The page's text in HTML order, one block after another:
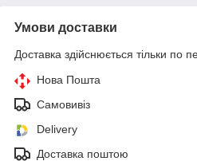
Умови доставки
Доставка здійснюється тільки по
Нова Пошта
Самовивіз
Delivery
Доставка поштою